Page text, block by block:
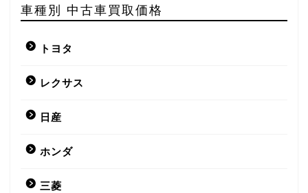
車種別 中古車買取価格
トヨタ
レクサス
日産
ホンダ
三菱